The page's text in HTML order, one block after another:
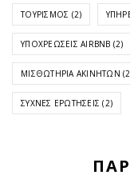
ΤΟΥΡΙΣΜΌΣ (2)
ΥΠΟΧΡΕΏΣΕΙΣ AIRBNB (2)
ΜΙΣΘΩΤΉΡΙΑ ΑΚΙΝΉΤΩΝ
ΣΥΧΝΈΣ ΕΡΩΤΉΣΕΙΣ (2)